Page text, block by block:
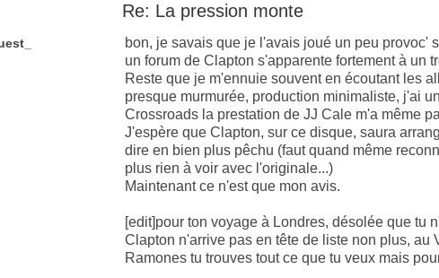
Re: La pression monte
bon, je savais que je l'avais joué un peu provoc'
un forum de Clapton s'apparente fortement à un
Reste que je m'ennuie souvent en écoutant les
presque murmurée, production minimaliste, j'ai
Crossroads la prestation de JJ Cale m'a même
J'espère que Clapton, sur ce disque, saura
dire en bien plus pêchu (faut quand même
plus rien à voir avec l'originale...)
Maintenant ce n'est que mon avis.
[edit]pour ton voyage à Londres, désolée que tu
Clapton n'arrive pas en tête de liste non plus, au
Ramones tu trouves tout ce que tu veux mais